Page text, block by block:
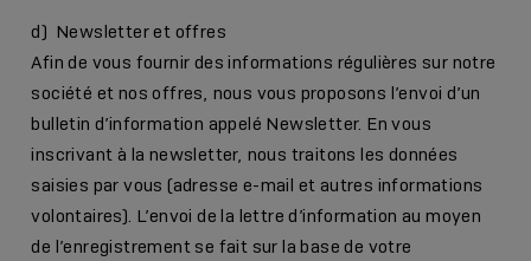
d) Newsletter et offres
Afin de vous fournir des informations régulières sur notre
société et nos offres, nous vous proposons l’envoi d’un
bulletin d’information appelé Newsletter. En vous
inscrivant à la newsletter, nous traitons les données
saisies par vous (adresse e-mail et autres informations
volontaires). L’envoi de la lettre d’information au moyen
de l’enregistrement se fait sur la base de votre